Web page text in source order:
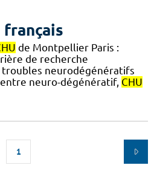
de Montpellier Paris :
de recherche
neurodégénératifs
neuro-dégénératif, CHU
1